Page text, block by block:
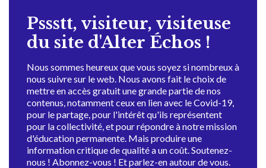
Pssstt, visiteur, visiteuse
du site d'Alter Échos !
Nous sommes heureux que vous soyez si nombreux à
nous suivre sur le web. Nous avons fait le choix de
mettre en accès gratuit une grande partie de nos
contenus, notamment ceux en lien avec le Covid-19,
pour le partage, pour l'intérêt qu'ils représentent
pour la collectivité, et pour répondre à notre mission
d'éducation permanente. Mais produire une
information critique de qualité a un coût. Soutenez-
nous ! Abonnez-vous ! Et parlez-en autour de vous.